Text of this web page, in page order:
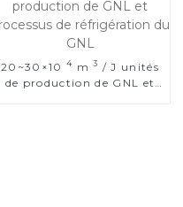
20~30×10 4 m3 / J unités
de production de GNL et